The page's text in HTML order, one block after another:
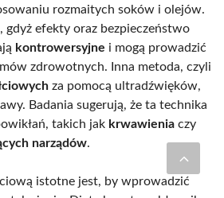
rozmaitych soków i olejów.
gdyż efekty oraz bezpieczeństwo
kontrowersyjne i mogą prowadzić
zdrowotnych. Inna metoda, czyli
za pomocą ultradźwięków,
Badania sugerują, że ta technika
takich jak krwawienia czy
narządów.
istotne jest, by wprowadzić